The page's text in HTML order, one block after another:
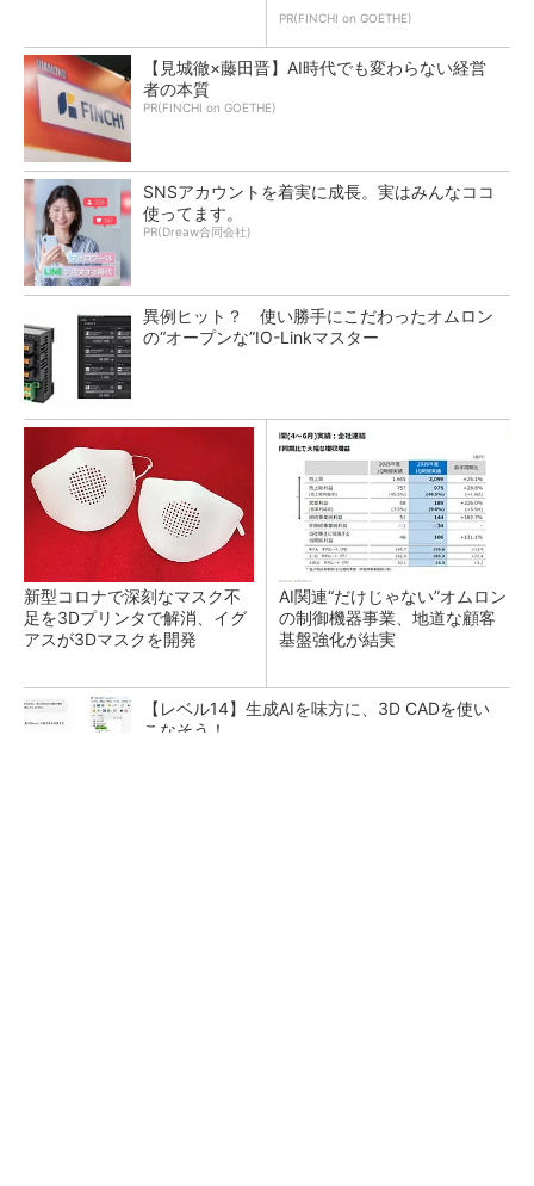
PR(FINCHI on GOETHE)
【見城徹×藤田晋】AI時代でも変わらない経営
者の本質
PR(FINCHI on GOETHE)
SNSアカウントを着実に成長。実はみんなココ
使ってます。
PR(Dreaw合同会社)
異例ヒット？ 使い勝手にこだわったオムロン
の“オープンな”IO-Linkマスター
新型コロナで深刻なマスク不
足を3Dプリンタで解消、イグ
アスが3Dマスクを開発
AI関連“だけじゃない”オムロン
の制御機器事業、地道な顧客
基盤強化が結実
【レベル14】生成AIを味方に、3D CADを使い
こなそう！